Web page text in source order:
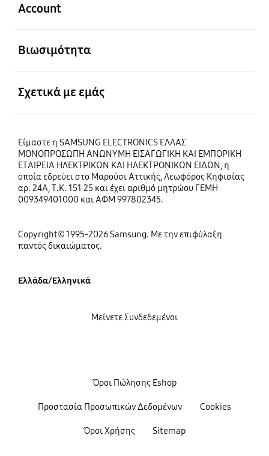
Account
Βιωσιμότητα
Σχετικά με εμάς
Είμαστε η SAMSUNG ELECTRONICS ΕΛΛΑΣ
ΜΟΝΟΠΡΟΣΩΠΗ ΑΝΩΝΥΜΗ ΕΙΣΑΓΩΓΙΚΗ ΚΑΙ ΕΜΠΟΡΙΚΗ
ΕΤΑΙΡΕΙΑ ΗΛΕΚΤΡΙΚΩΝ ΚΑΙ ΗΛΕΚΤΡΟΝΙΚΩΝ ΕΙΔΩΝ, η
οποία εδρεύει στο Μαρούσι Αττικής, Λεωφόρος Κηφισίας
αρ. 24Α, Τ.Κ. 151 25 και έχει αριθμό μητρώου ΓΕΜΗ
009349401000 και ΑΦΜ 997802345.
Copyright© 1995-2026 Samsung. Με την επιφύλαξη
παντός δικαιώματος.
Ελλάδα/Ελληνικά
Όροι Πώλησης Eshop
Προστασία Προσωπικών Δεδομένων Cookies
Όροι Χρήσης Sitemap
Μείνετε Συνδεδεμένοι